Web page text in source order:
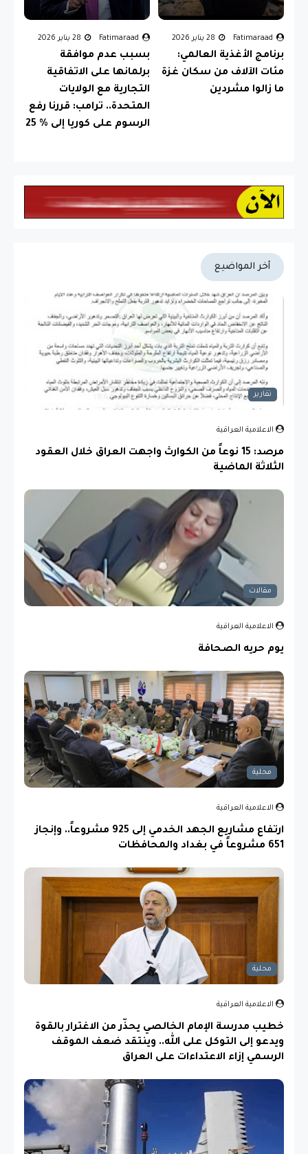
Fatimaraad 28 يناير 2026
برنامج الأغذية العالمي:
مئات الآلاف من سكان غزة
ما زالوا مشردين
Fatimaraad 28 يناير 2026
بسبب عدم موافقة
برلمانها على الاتفاقية
التجارية مع الولايات
المتحدة.. ترامب: قررنا رفع
الرسوم على كوريا إلى % 25
أخر المواضيع
تقارير
الاعلامية العراقية
مرصد: 15 نوعاً من الكوارث واجهت العراق خلال العقود
الثلاثة الماضية
مقالات
الاعلامية العراقية
يوم حريه الصحافة
محلية
الاعلامية العراقية
ارتفاع مشاريع الجهد الخدمي إلى 925 مشروعاً.. وإنجاز
651 مشروعاً في بغداد والمحافظات
محلية
الاعلامية العراقية
خطيب مدرسة الإمام الخالصي يحذّر من الاغترار بالقوة
ويدعو إلى التوكل على الله.. وينتقد ضعف الموقف
الرسمي إزاء الاعتداءات على العراق